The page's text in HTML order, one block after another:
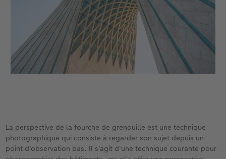
La perspective de la fourche de grenouille est une technique
photographique qui consiste à regarder son sujet depuis un
point d'observation bas. Il s'agit d'une technique courante pour